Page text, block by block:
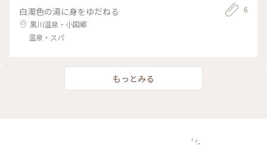
白濁色の湯に身をゆだねる
黒川温泉・小国郷
温泉・スパ
6
もっとみる